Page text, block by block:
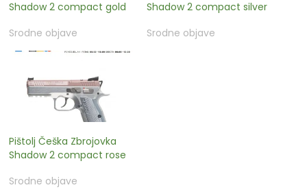
Shadow 2 compact gold
Srodne objave
Shadow 2 compact silver
Srodne objave
Pištolj Češka Zbrojovka
Shadow 2 compact rose
Srodne objave